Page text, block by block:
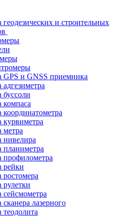
геодезических и строительных
GPS и GNSS приемника
буссоли
компаса
координатометра
курвиметра
метра
нивелира
планиметра
профилометра
рейки
ростомера
рулетки
сейсмометра
лазерного
теодолита